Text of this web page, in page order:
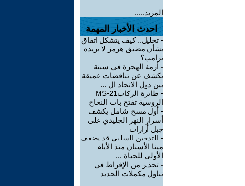
المزيد.....
احدث الأخبار المهمة
- تحليل.. كيف يتشكل اتفاق
بشأن مضيق هرمز لا يريده
ترامب؟
- أزمة الهجرة في سبتة
تكشف عن تناقضات عميقة
بين دول الاتحاد ال ...
-
طائرة الركابMS-21
الروسية تفتح باب النجاح
- أول مسح شامل يكشف
أسرار النهر الجليدي على
جبل أرارات
- التدخين السلبي قد يضعف
مينا الأسنان منذ الأيام
الأولى للحياة ...
- تحذير من الإفراط في
تناول مكملات الحديد